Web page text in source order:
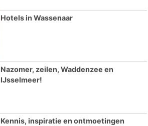
Hotels in Wassenaar
Nazomer, zeilen, Waddenzee en
IJsselmeer!
Kennis, inspiratie en ontmoetingen